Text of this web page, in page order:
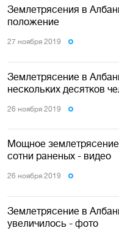
Землетрясения в
положение
27 ноября 2019
Землетрясение в
нескольких десятков
26 ноября 2019
Мощное
сотни раненых - видео
26 ноября 2019
Землетрясение в
увеличилось - фото